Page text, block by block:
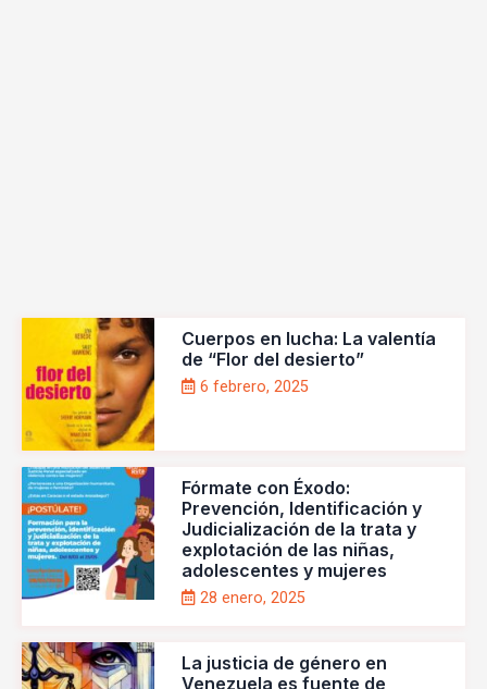
Cuerpos en lucha: La valentía
de “Flor del desierto”
6 febrero, 2025
Fórmate con Éxodo:
Prevención, Identificación y
Judicialización de la trata y
explotación de las niñas,
adolescentes y mujeres
28 enero, 2025
La justicia de género en
Venezuela es fuente de